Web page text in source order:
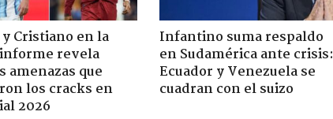
Cristiano en la
revela
amenazas que
los cracks en
2026
Infantino suma respaldo
en Sudamérica ante crisis:
Ecuador y Venezuela se
cuadran con el suizo